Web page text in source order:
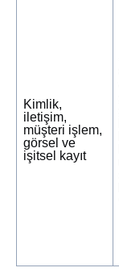
Kimlik,
iletişim,
müşteri işlem,
görsel ve
işitsel kayıt